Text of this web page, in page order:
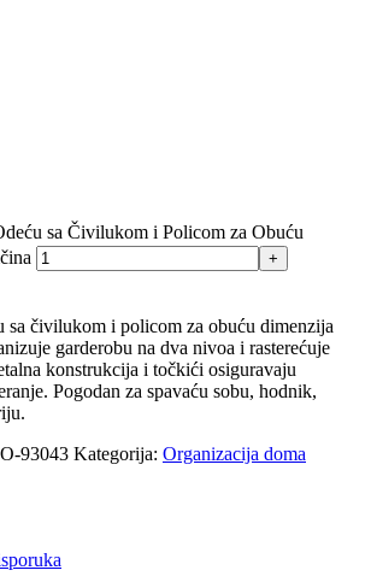
sa Čivilukom i Policom za Obuću
sa čivilukom i policom za obuću dimenzija
garderobu na dva nivoa i rasterećuje
konstrukcija i točkići osiguravaju
Pogodan za spavaću sobu, hodnik,
93043 Kategorija: Organizacija doma